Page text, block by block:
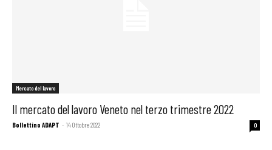
Mercato del lavoro
Il mercato del lavoro Veneto nel terzo trimestre 2022
Bollettino ADAPT - 14 Ottobre 2022 0